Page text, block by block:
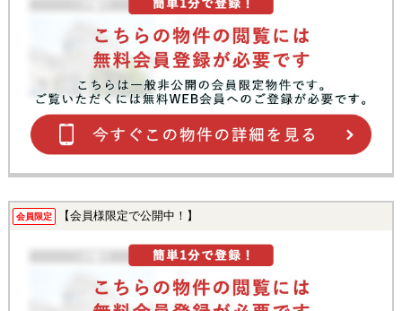
会員限定 【会員様限定で公開中！】